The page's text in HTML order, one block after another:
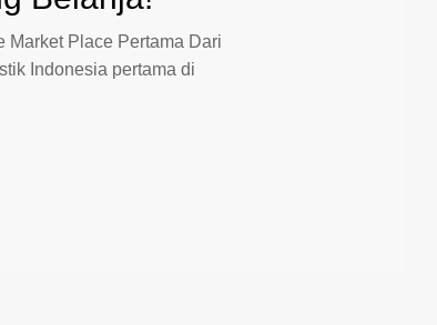
Market Place Pertama Dari
Indonesia pertama di